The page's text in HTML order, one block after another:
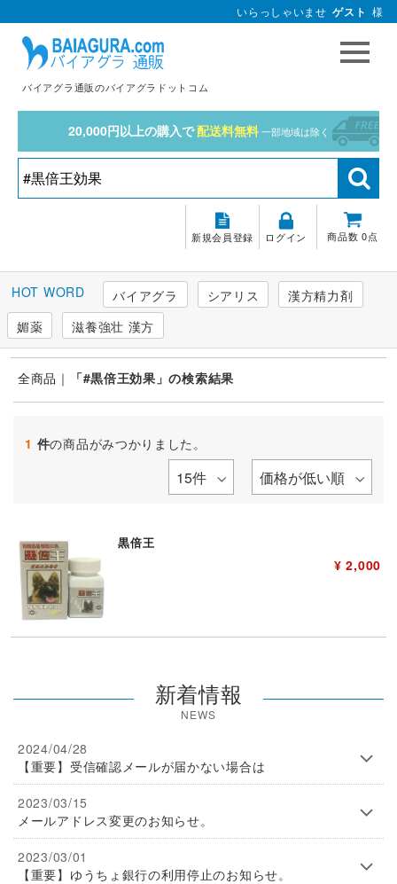
いらっしゃいませ ゲスト 様
バイアグラ通販のバイアグラドットコム
20,000円以上の購入で配送料無料 一部地域は除く
商品数 0点
新規会員登録 ログイン
バイアグラ シアリス
漢方精力剤
媚薬
滋養強壮 漢方
全商品 「#黒倍王効果」の検索結果
1 件の商品がみつかりました。
黒倍王
¥ 2,000
新着情報
NEWS
2024/04/28
【重要】受信確認メールが届かない場合は
2023/03/15
メールアドレス変更のお知らせ。
2023/03/01
【重要】ゆうちょ銀行の利用停止のお知らせ。